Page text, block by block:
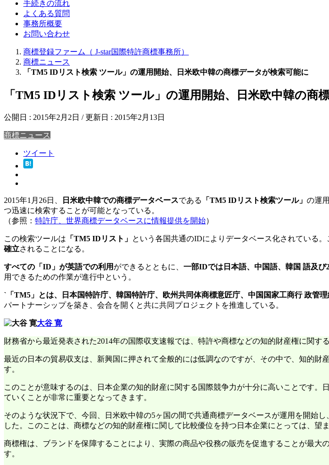
手続きの流れ
よくある質問
事務所概要
お問い合わせ
商標登録ファーム（ J-star国際特許商標事務所）
商標ニュース
「TM5 IDリスト検索 ツール」の運用開始、日米欧中韓の商標データが検索可能に
「TM5 IDリスト検索 ツール」の運用開始、日米欧中韓の商
公開日 : 2015年2月2日 / 更新日 : 2015年2月13日
商標ニュース
ツイート
2015年1月26日、 日米欧中韓での商標データベースである 「TM5 IDリスト検索ツール」 の運
つ迅速に検索することが可能となっている。
（参照： 特許庁、世界商標データベースに情報提供を開始）
この検索ツールは 「TM5 IDリスト」 という各国共通のIDによりデータベース化されている。
確立されることになる。
すべての「ID」が英語での利用 ができるとともに、 一部IDでは日本語、中国語、韓国 語及
用できるための作業が進行中という。
`「TM5」とは、日本国特許庁、韓国特許庁、欧州共同体商標意匠庁、中国国家工商行 政管
パートナーシップを築き、会合を開くと共に共同プロジェクトを推進している。
大谷 寛
財務省から最近発表された2014年の国際収支速報では、特許や商標などの知的財産権に関す
最近の日本の貿易収支は、新興国に押されて全般的には低調なのですが、その中で、知的
す。
このことが意味するのは、日本企業の知的財産に関する国際競争力が十分に高いことです
ていくことが非常に重要となってきます。
そのような状況下で、今回、日米欧中韓の5ヶ国の間で共通商標データベースが運用を開始
した。このことは、商標などの知的財産権に関して比較優位を持つ日本企業にとっては、望
商標権は、ブランドを保障することにより、実際の商品や役務の販売を促進することが最
す。